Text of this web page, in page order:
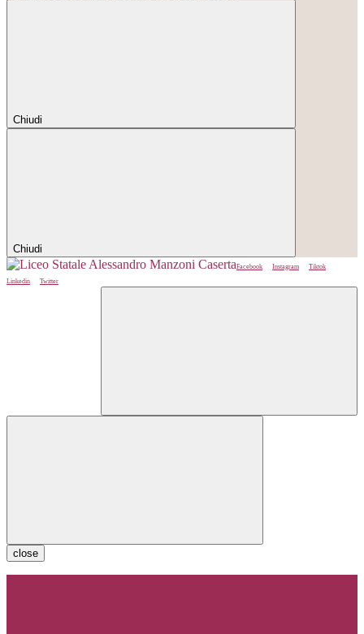
Chiudi
Chiudi
Facebook Instagram
Tiktok
Linkedin
Twitter
close